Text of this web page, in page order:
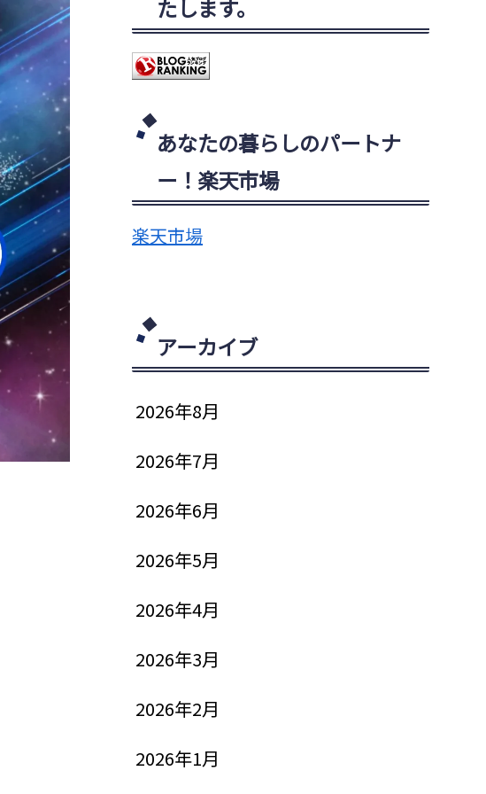
たします。
あなたの暮らしのパートナ
ー！楽天市場
楽天市場
アーカイブ
2026年8月
2026年7月
2026年6月
2026年5月
2026年4月
2026年3月
2026年2月
2026年1月